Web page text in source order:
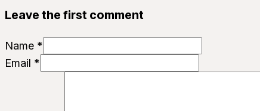
Leave the first comment
Name *
Email *